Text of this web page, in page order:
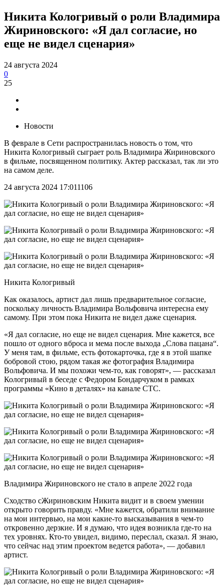
Никита Кологривый о роли Владимира
Жириновского: «Я дал согласие, но
еще не видел сценария»
24 августа 2024
0
25
Новости
В феврале в Сети распространилась новость о том, что
Никита Кологривый сыграет роль Владимира Жириновского
в фильме, посвященном политику. Актер рассказал, так ли это
на самом деле.
24 августа 2024 17:011106
Никита Кологривый
Как оказалось, артист дал лишь предварительное согласие,
поскольку личность Владимира Вольфовича интересна ему
самому. При этом пока Никита не видел даже сценария.
«Я дал согласие, но еще не видел сценария. Мне кажется, все
пошло от одного вброса и мема после выхода „Слова пацана“.
У меня там, в фильме, есть фотокарточка, где я в этой шапке
бобровой стою, рядом такая же фотография Владимира
Вольфовича. И мы похожи чем-то, как говорят», — рассказал
Кологривый в беседе с Федором Бондарчуком в рамках
программы «Кино в деталях» на канале СТС.
Владимира Жириновского не стало в апреле 2022 года
Сходство сЖириновским Никита видит и в своем умении
открыто говорить правду. «Мне кажется, обратили внимание
на мои интервью, на мои какие-то высказывания в чем-то
откровенно дерзкие. И я думаю, что идея возникла где-то на
тех уровнях. Кто-то увидел, видимо, переслал, сказал. Я знаю,
что сейчас над этим проектом ведется работа», — добавил
артист.